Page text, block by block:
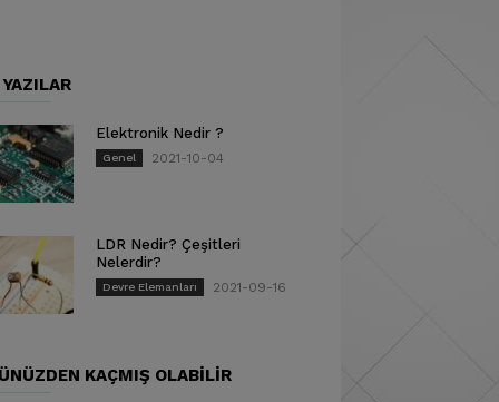
Elektronik Nedir ?
Genel 2021-10-04
LDR Nedir? Çeşitleri
Nelerdir?
Devre Elemanları 2021-09-16
KAÇMIŞ OLABILIR